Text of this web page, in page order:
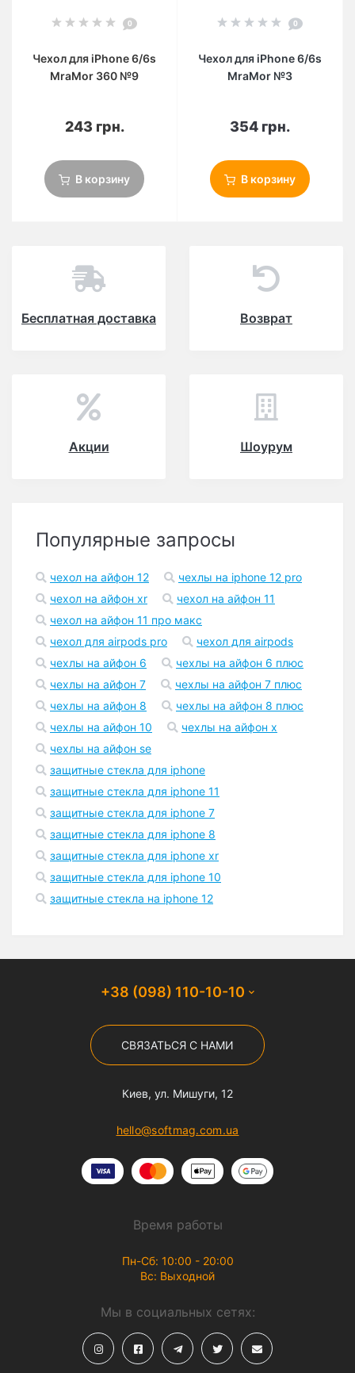
0
Чехол для iPhone 6/6s
MraMor 360 №9
243 грн.
В корзину
0
Чехол для iPhone 6/6s
MraMor №3
354 грн.
В корзину
Бесплатная доставка Возврат
Акции Шоурум
Популярные запросы
чехол на айфон 12
чехлы на iphone 12 pro
чехол на айфон xr
чехол на айфон 11
чехол на айфон 11 про макс
чехол для airpods pro
чехол для airpods
чехлы на айфон 6
чехлы на айфон 6 плюс
чехлы на айфон 7
чехлы на айфон 7 плюс
чехлы на айфон 8
чехлы на айфон 8 плюс
чехлы на айфон 10
чехлы на айфон x
чехлы на айфон se
защитные стекла для iphone
защитные стекла для iphone 11
защитные стекла для iphone 7
защитные стекла для iphone 8
защитные стекла для iphone xr
защитные стекла для iphone 10
защитные стекла на iphone 12
+38 (098) 110-10-10
СВЯЗАТЬСЯ С НАМИ
Киев, ул. Мишуги, 12
hello@softmag.com.ua
Время работы
Пн-Сб: 10:00 - 20:00
Вс: Выходной
Мы в социальных сетях: